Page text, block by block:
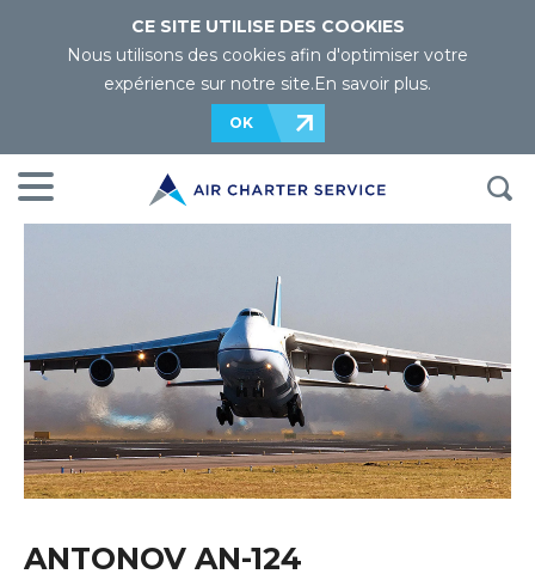
CE SITE UTILISE DES COOKIES
Nous utilisons des cookies afin d'optimiser votre
expérience sur notre site.En savoir plus.
OK
ANTONOV AN-124